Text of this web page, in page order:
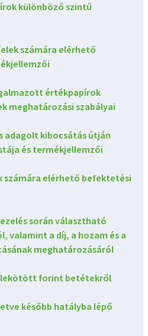
különböző szintű
számára elérhető
értékpapírok
meghatározási szabályai
adagolt kibocsátás útján
és termékjellemzői
számára elérhető befektetési
során választható
valamint a díj, a hozam és a
meghatározásáról
lekötött forint betétekről
később hatályba lépő